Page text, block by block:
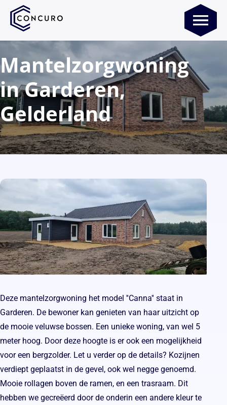
Mantelzorgwoning
in Garderen,
Gelderland
Deze mantelzorgwoning het model ''Canna'' staat in
Garderen. De bewoner kan genieten van haar uitzicht op
de mooie veluwse bossen. Een unieke woning, van wel 5
meter hoog. Door deze hoogte is er ook een mogelijkheid
voor een bergzolder. Let u verder op de details? Kozijnen
verdiept geplaatst in de gevel, ook wel negge genoemd.
Mooie rollagen boven de ramen, en een trasraam. Dit
hebben we gecreëerd door de onderin een andere kleur te